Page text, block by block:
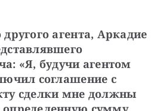
агента, Аркадие
«Я, будучи агентом
соглашение с
сделки мне должны